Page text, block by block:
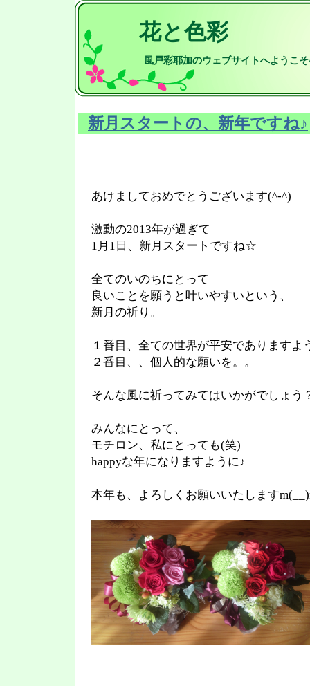
花と色彩
風戸彩耶加のウェブサイトへようこ
新月スタートの、新年ですね♪
あけましておめでとうございます(^-^)
激動の2013年が過ぎて
1月1日、新月スタートですね☆
全てのいのちにとって
良いことを願うと叶いやすいという、
新月の祈り。
１番目、全ての世界が平安でありますよ
２番目、、個人的な願いを。。
そんな風に祈ってみてはいかがでしょう
みんなにとって、
モチロン、私にとっても(笑)
happyな年になりますように♪
本年も、よろしくお願いいたします